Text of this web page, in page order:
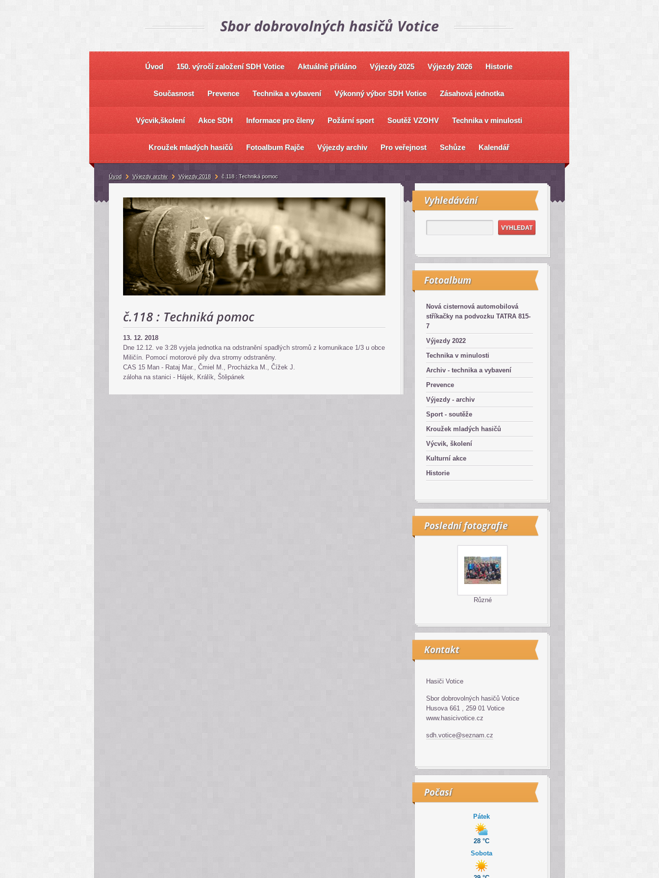
Sbor dobrovolných hasičů Votice
Úvod 150. výročí založení SDH Votice Aktuálně přidáno Výjezdy 2025 Výjezdy 2026 Historie
Současnost Prevence Technika a vybavení Výkonný výbor SDH Votice Zásahová jednotka
Výcvik,školení Akce SDH Informace pro členy Požární sport Soutěž VZOHV Technika v minulosti
Kroužek mladých hasičů Fotoalbum Rajče Výjezdy archiv Pro veřejnost Schůze Kalendář
č.118 : Techniká pomoc
13. 12. 2018
Dne 12.12. ve 3:28 vyjela jednotka na odstranění spadlých stromů z komunikace 1/3 u obce
Miličín. Pomocí motorové pily dva stromy odstraněny.
CAS 15 Man - Rataj Mar., Čmiel M., Procházka M., Čížek J.
záloha na stanici - Hájek, Králík, Štěpánek
Vyhledávání
Fotoalbum
Nová cisternová automobilová
stříkačky na podvozku TATRA 815-
7
Výjezdy 2022
Technika v minulosti
Archiv - technika a vybavení
Prevence
Výjezdy - archiv
Sport - soutěže
Kroužek mladých hasičů
Výcvik, školení
Kulturní akce
Historie
Poslední fotografie
Různé
Kontakt
Hasiči Votice
Sbor dobrovolných hasičů Votice
Husova 661 , 259 01 Votice
www.hasicivotice.cz
sdh.votice@seznam.cz
Počasí
Pátek
28 °C
Sobota
Úvod Výjezdy archiv Výjezdy 2018 č.118 : Techniká pomoc